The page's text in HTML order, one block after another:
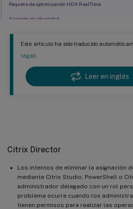
Este artículo ha sido traducido
legal)
Leer en inglés
Citrix Director
Los intentos de eliminar la asignación
mediante Citrix Studio, PowerShell o
administrador delegado con un rol
problema ocurre cuando los
tienen permisos para realizar las
Paquete de optimización HDX RealTime
Aserción de identidad
Instalador
Provisioning Services
Gestión de perfiles de usuario VDA
VDA para SO de escritorio
Componentes de escritorio virtual - Otros